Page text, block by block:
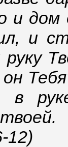
и
и
в
12)